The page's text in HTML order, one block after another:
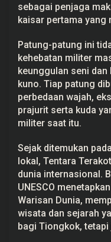
sebagai penjaga
kaisar pertama yang
Patung-patung ini
kehebatan militer
keunggulan seni
kuno. Tiap patung
perbedaan wajah,
prajurit serta kuda
militer saat itu.
Sejak ditemukan
lokal, Tentara
dunia internasional.
UNESCO
Warisan Dunia,
wisata dan sejarah
bagi Tiongkok, tetapi